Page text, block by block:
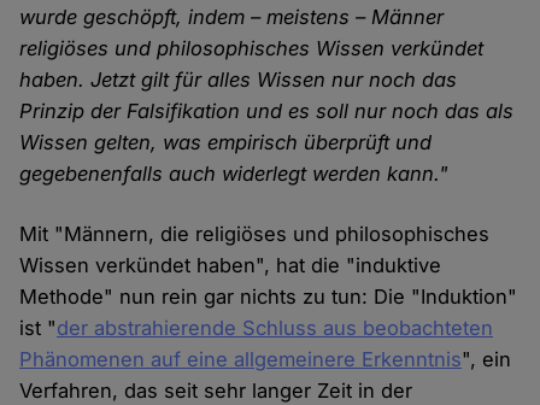
wurde geschöpft, indem – meistens – Männer
religiöses und philosophisches Wissen verkündet
haben. Jetzt gilt für alles Wissen nur noch das
Prinzip der Falsifikation und es soll nur noch das als
Wissen gelten, was empirisch überprüft und
gegebenenfalls auch widerlegt werden kann."
Mit "Männern, die religiöses und philosophisches
Wissen verkündet haben", hat die "induktive
Methode" nun rein gar nichts zu tun: Die "Induktion"
ist "der abstrahierende Schluss aus beobachteten
Phänomenen auf eine allgemeinere Erkenntnis", ein
Verfahren, das seit sehr langer Zeit in der